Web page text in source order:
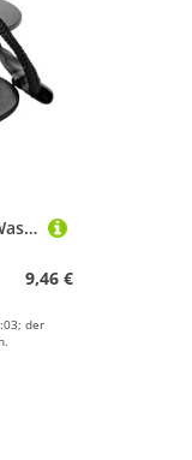
Ujjdwiurgh Schwimmende Wassermatten -Tether -Kits, Tragbare Schwimmende Matte Grommet Kit, Floating Matte Tether Kit, Schwimmende Matten
9,46 €
der